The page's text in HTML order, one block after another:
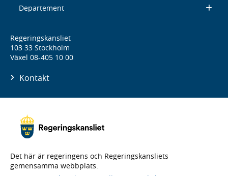
Departement
Regeringskansliet
103 33 Stockholm
Växel 08-405 10 00
Kontakt
Det här är regeringens och Regeringskansliets
gemensamma webbplats.